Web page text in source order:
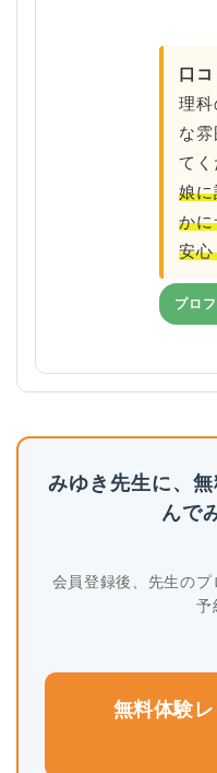
口コ
理
な
てく
娘
か
安
プロ
みゆき先生に、
んで
会員登録後、先生の
予
無料体験